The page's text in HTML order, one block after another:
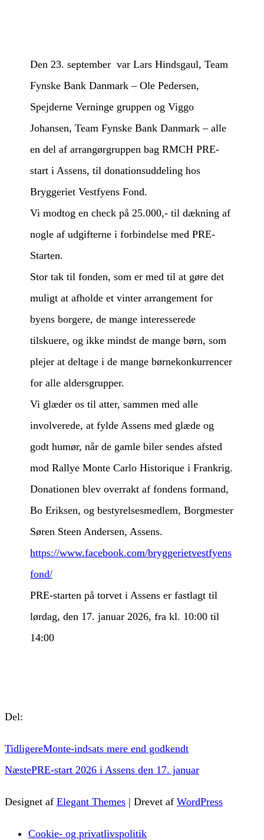
Den 23. september var Lars Hindsgaul, Team
Fynske Bank Danmark – Ole Pedersen,
Spejderne Verninge gruppen og Viggo
Johansen, Team Fynske Bank Danmark – alle
en delaf arrangørgruppen bag RMCH PRE-
start i Assens, til donationsuddeling hos
Bryggeriet Vestfyens Fond.
Vi modtog en check på 25.000,- til dækning af
nogle af udgifterne i forbindelse med PRE-
Starten.
Stor tak til fonden, som er med til at gøre det
muligt at afholde et vinter arrangement for
byens borgere, de mange interesserede
tilskuere, og ikke mindst de mange børn, som
plejer at deltage i de mange børnekonkurrencer
for alle aldersgrupper.
Vi glæder os til atter, sammen med alle
involverede, at fylde Assens med glæde og
godt humør, når de gamle biler sendes afsted
mod Rallye Monte Carlo Historique i Frankrig.
Donationen blev overrakt af fondens formand,
Bo Eriksen, og bestyrelsesmedlem, Borgmester
Søren Steen Andersen, Assens.
https://www.facebook.com/bryggerietvestfyens
fond/
PRE-starten på torvet i Assens er fastlagt til
lørdag, den 17. januar 2026, fra kl. 10:00 til
14:00
Del:
TidligereMonte-indsats mere end godkendt
NæstePRE-start 2026 i Assens den 17. januar
Designet af Elegant Themes | Drevet af WordPress
Cookie- og privatlivspolitik